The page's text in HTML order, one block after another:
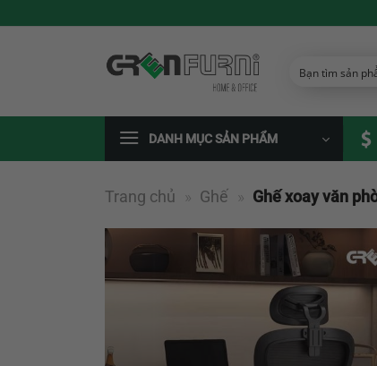
DANH MỤC SẢN PHẨM
Trang chủ » Ghế » Ghế xoay văn